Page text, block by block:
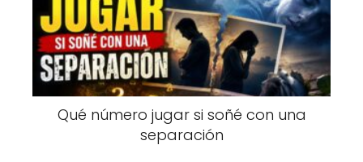
Qué número jugar si soñé con una
separación